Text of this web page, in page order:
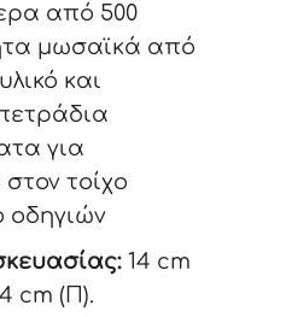
από 500
μωσαϊκά από
και
για
τοίχο
οδηγιών
14 cm
cm (Π).